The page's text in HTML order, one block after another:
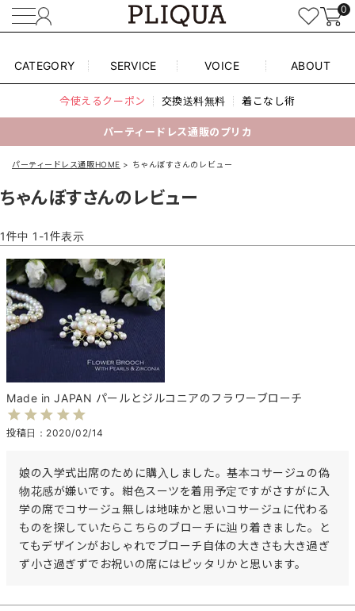
0
CATEGORY SERVICE VOICE ABOUT
今使えるクーポン 交換送料無料 着こなし術
パーティードレス通販のプリカ
パーティードレス通販HOME ちゃんぼすさんのレビュー
ちゃんぼすさんのレビュー
1件中 1 -1件表示
Made in JAPAN パールとジルコニアのフラワーブローチ
投稿日 2020/02/14
娘の入学式出席のために購入しました。基本コサージュの偽
物花感が嫌いです。紺色スーツを着用予定ですがさすがに入
学の席でコサージュ無しは地味かと思いコサージュに代わる
ものを探していたらこちらのブローチに辿り着きました。と
てもデザインがおしゃれでブローチ自体の大きさも大き過ぎ
ず小さ過ぎずでお祝いの席にはピッタリかと思います。